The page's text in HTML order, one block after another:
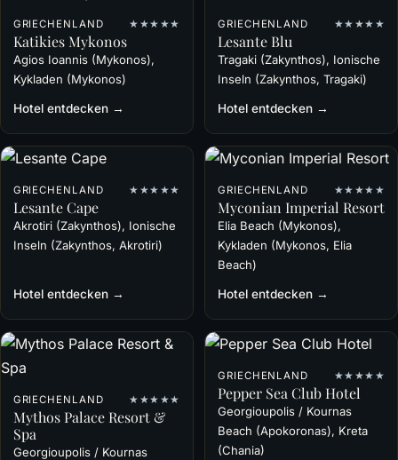
GRIECHENLAND ★★★★★
Katikies Mykonos
Agios Ioannis (Mykonos),
Kykladen (Mykonos)
Hotel entdecken →
GRIECHENLAND ★★★★★
Lesante Blu
Tragaki (Zakynthos), Ionische
Inseln (Zakynthos, Tragaki)
Hotel entdecken →
GRIECHENLAND ★★★★★
Lesante Cape
Akrotiri (Zakynthos), Ionische
Inseln (Zakynthos, Akrotiri)
Hotel entdecken →
GRIECHENLAND ★★★★★
Myconian Imperial Resort
Elia Beach (Mykonos),
Kykladen (Mykonos, Elia
Beach)
Hotel entdecken →
GRIECHENLAND ★★★★★
Mythos Palace Resort &
Spa
Georgioupolis / Kournas
GRIECHENLAND ★★★★★
Pepper Sea Club Hotel
Georgioupolis / Kournas
Beach (Apokoronas), Kreta
(Chania)